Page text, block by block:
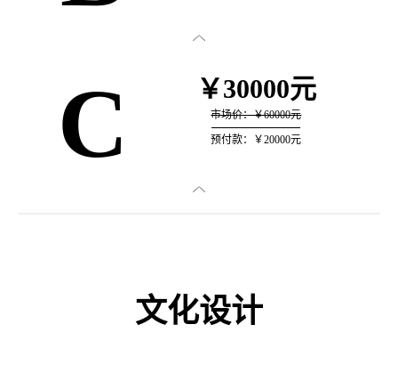

C ￥30000元
市场价：￥60000元
预付款：￥20000元

文化设计